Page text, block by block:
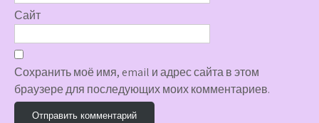
Сайт
Сохранить моё имя, email и адрес сайта в этом
браузере для последующих моих комментариев.